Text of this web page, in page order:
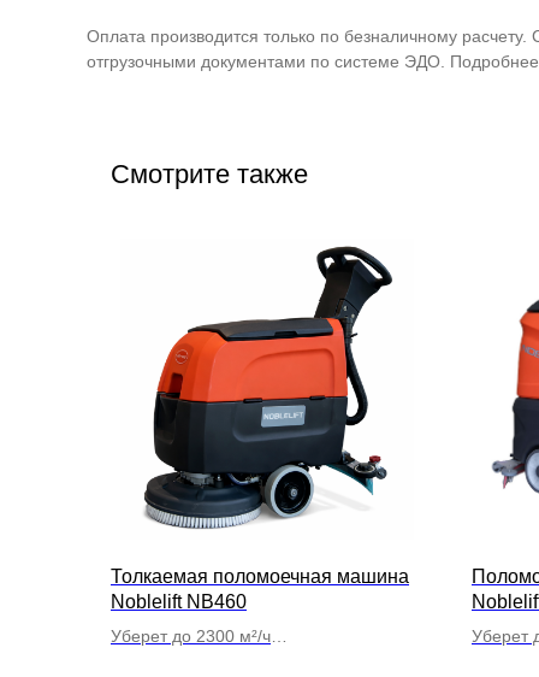
Оплата производится только по безналичному
отгрузочными документами по системе ЭДО.
Смотрите также
Толкаемая поломоечная машина
Noblelift NB460
Уберет до 2300 м²/ч
Уберет